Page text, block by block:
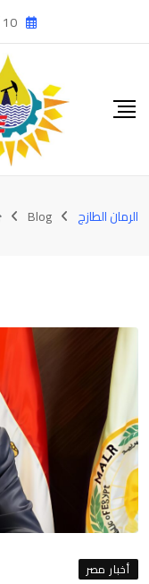
to
10 أغسطس، 2026
الرمان الطازج Blog
أخبار مصر